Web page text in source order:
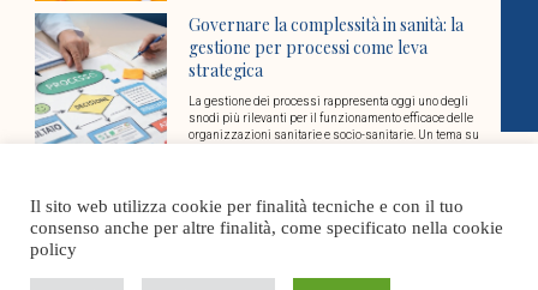
Governare la complessità in sanità: la
gestione per processi come leva
strategica
La gestione dei processi rappresenta oggi uno degli
snodi più rilevanti per il funzionamento efficace delle
organizzazioni sanitarie e socio-sanitarie. Un tema su
Fotovoltaico per la Sanità Privata:
vantaggi economici e di sostenibilità
garantire ogni giorno continuità di
Il sito web utilizza cookie per finalità tecniche e con il tuo
consenso anche per altre finalità, come specificato nella cookie
policy